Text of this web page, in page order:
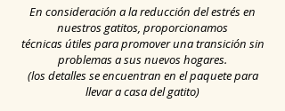
En consideración a la reducción del estrés en
nuestros gatitos, proporcionamos
técnicas útiles para promover una transición sin
problemas a sus nuevos hogares.
(los detalles se encuentran en el paquete para
llevar a casa del gatito)